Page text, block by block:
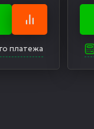
платежа